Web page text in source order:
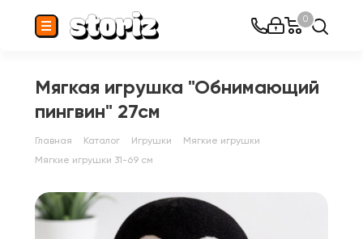
0
Мягкая игрушка "Обнимающий
пингвин" 27см
Главная Каталог Игрушки
Мягкие игрушки
Мягкие игрушки 31-69 см